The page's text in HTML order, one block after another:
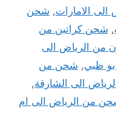
الامارات, شحن
, شحن كراتين من
من الرياض الى
ظبي, شحن من
الى الشارقة,
من الرياض الى ام